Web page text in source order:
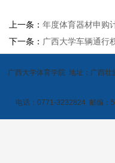
上一条： 年度体育器材申购
下一条： 广西大学车辆通行
广西大学体育学院 地址：广西
电话：0771-3232824 邮编：